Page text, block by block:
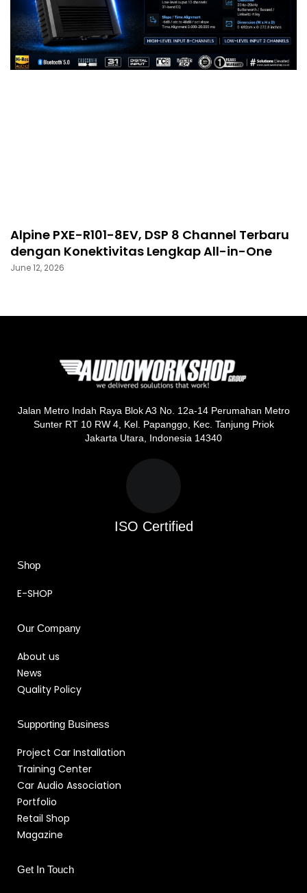
Alpine PXE-R101-8EV, DSP 8 Channel Terbaru
dengan Konektivitas Lengkap All-in-One
June 12, 2026
Jalan Metro Indah Raya Blok A3 No. 12a-14 Perumahan Metro
Sunter RT 10 RW 4, Kel. Papanggo, Kec. Tanjung Priok
Jakarta Utara, Indonesia 14340
ISO Certified
Shop
E-SHOP
Our Company
About us
News
Quality Policy
Supporting Business
Project Car Installation
Training Center
Car Audio Association
Portfolio
Retail Shop
Magazine
Get In Touch